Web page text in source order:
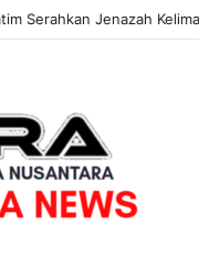
Bongkar Modus